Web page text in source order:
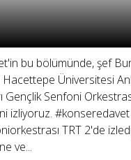
bu bölümünde, şef
Üniversitesi
Gençlik Senfoni
izliyoruz.
TRT 2'de
ve...